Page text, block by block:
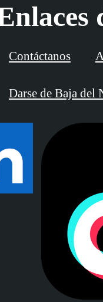
Contáctanos
Darse de Baja del